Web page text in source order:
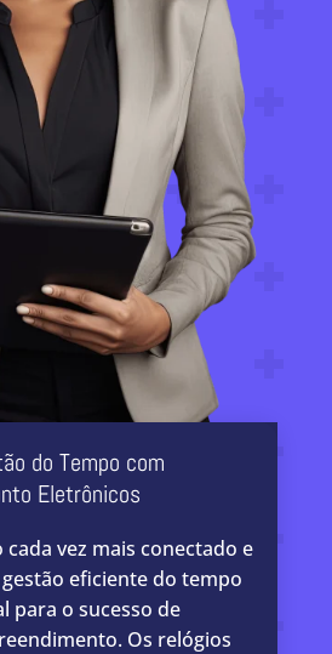
do Tempo com
Eletrônicos
vez mais conectado e
eficiente do tempo
para o sucesso de
Os relógios